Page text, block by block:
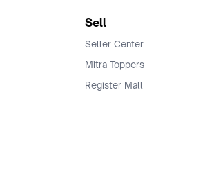
Sell
Seller Center
Mitra Toppers
Register Mall